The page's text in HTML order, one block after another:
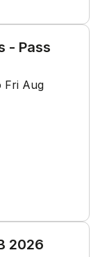
- Pass
Fri Aug
2026